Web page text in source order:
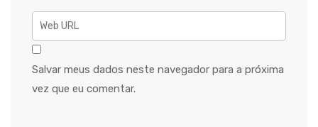
Salvar meus dados neste navegador para a próxima
vez que eu comentar.